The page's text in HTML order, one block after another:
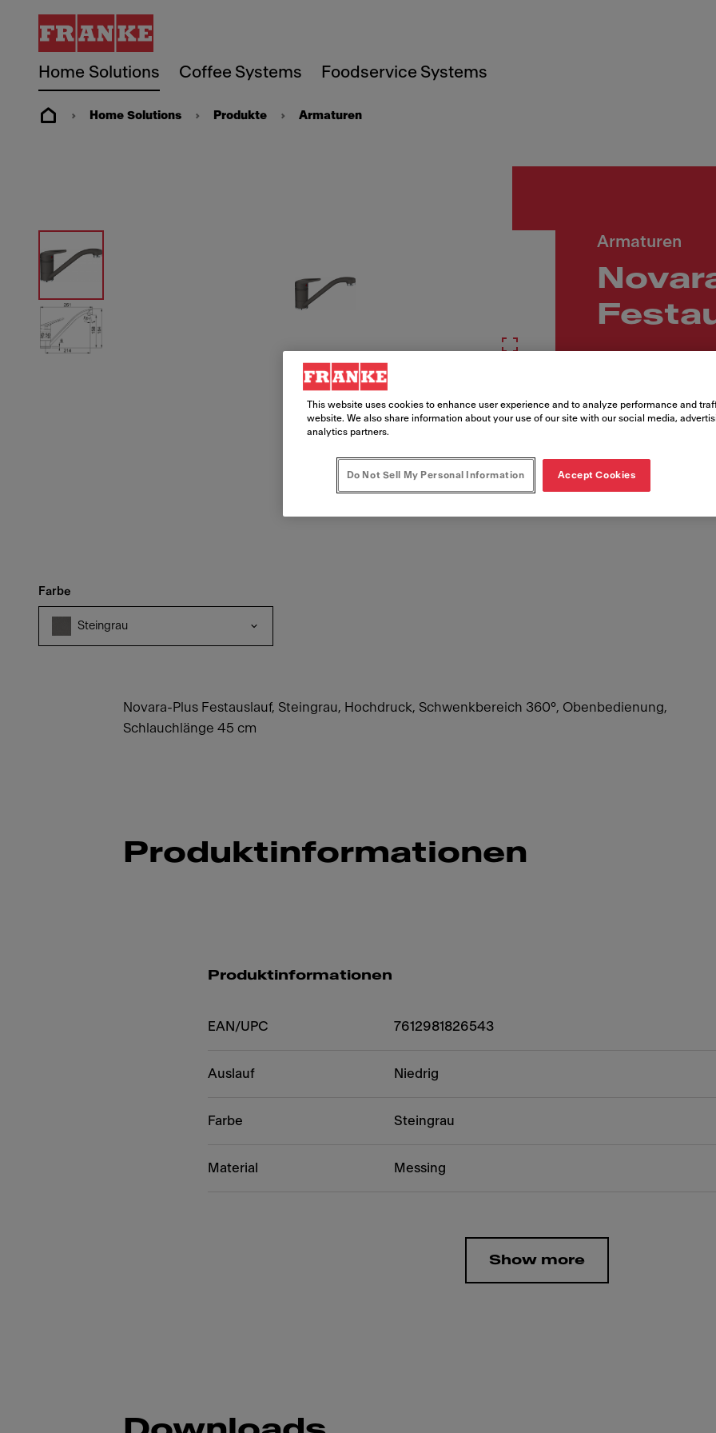
Home Solutions Coffee Systems Foodservice Systems
Home Solutions Produkte Armaturen
Armaturen
Farbe
Steingrau
Novara-Plus Festauslauf, Steingrau, Hochdruck, Schwenkbereich 360°, Obenbedienung,
Schlauchlänge 45 cm
Produktinformationen
Produktinformationen
EAN/UPC 7612981826543
Auslauf Niedrig
Farbe Steingrau
Material Messing
Show more
This website uses cookies to enhance user experience and to analyze performance and
website. We also share information about your use of our site with our social media,
analytics partners.
Do Not Sell My Personal Information Accept Cookies